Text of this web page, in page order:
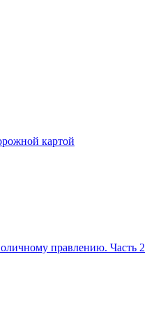
картой
правлению. Часть 2